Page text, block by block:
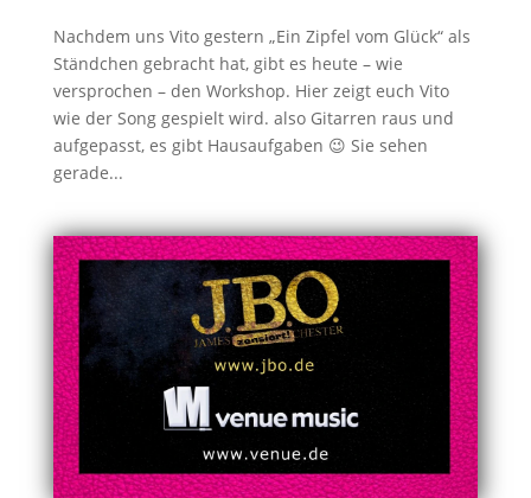
Nachdem uns Vito gestern „Ein Zipfel vom Glück“ als
Ständchen gebracht hat, gibt es heute – wie
versprochen – den Workshop. Hier zeigt euch Vito
wie der Song gespielt wird. also Gitarren raus und
aufgepasst, es gibt Hausaufgaben 😉 Sie sehen
gerade...